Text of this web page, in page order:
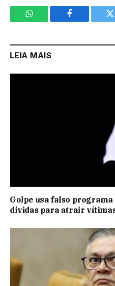
WhatsApp Facebook
LEIA MAIS
Golpe usa falso programa
dívidas para atrair